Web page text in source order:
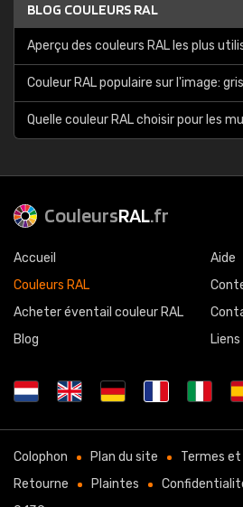
BLOG COULEURS RAL
Aperçu des couleurs RAL les plus
Couleur RAL populaire sur l'image:
Quelle couleur RAL choisir pour les
CouleursRAL.fr
Accueil
Couleurs RAL
Acheter éventail couleur RAL
Blog
Aide
Liens
Colophon Plan du site
Termes
Retourne
Plaintes